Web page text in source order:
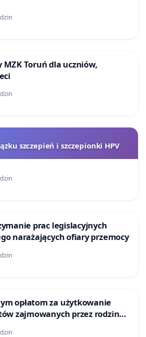
Toruń dla uczniów,
szczepień i szczepionki HPV
prac legislacyjnych
prawa rodzinnego narażających ofiary przemocy
opłatom za użytkowanie
zajmowanych przez rodzinne